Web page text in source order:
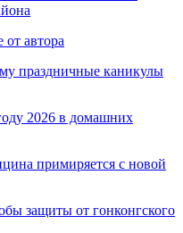
автора
праздничные каникулы
2026 в домашних
примиряется с новой
защиты от гонконгского